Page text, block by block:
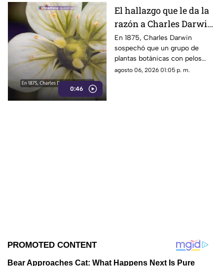
0:46
El hallazgo que le da la
razón a Charles Darwin
siglo y medio más
tarde: hallan rara
planta carnívora
En 1875, Charles Darwin
sospechó que un grupo de
plantas botánicas con pelos
pegajosos alimentaba su
agosto 06, 2026 01:05 p. m.